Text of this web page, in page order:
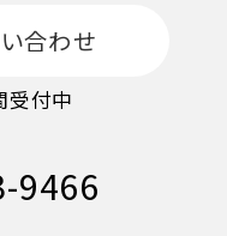
合わせ
受付中
9466